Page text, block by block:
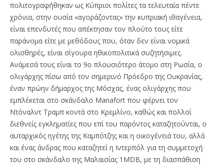
πολιτογραφήθηκαν ως Κύπριοι πολίτες τα τελευταία πέντε
χρόνια, στην ουσία «αγοράζοντας» την κυπριακή ιθαγένεια,
είναι επενδυτές που απέκτησαν τον πλούτο τους είτε
παράνομα είτε με μεθόδους που, όταν δεν είναι νομικά
ολισθηρές, είναι σίγουρα ηθικοπολιτικά συζητήσιμες.
Ανάμεσά τους είναι το 9ο πλουσιότερο άτομο στη Ρωσία, ο
ολιγάρχης πίσω από τον σημερινό Πρόεδρο της Ουκρανίας,
έναν πρώην δήμαρχος της Μόσχας, ένας ολιγάρχης που
εμπλέκεται στο σκάνδαλο Manafort που φέρνει τον
Ντόναλντ Τραμπ κοντά στο Κρεμλίνο, καθώς και πολλοί
διεθνείς εγκληματίες που επί του παρόντος καταζητούνται, ο
αυταρχικός ηγέτης της Καμπότζης και η οικογένειά του, αλλά
και ένας άνδρας που καταζητεί η Ιντερπόλ για τη συμμετοχή
του στο σκάνδαλο της Μαλαισίας 1MDB, με τη διασπάθιση